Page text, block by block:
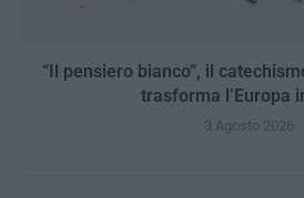
“Il pensiero bianco”, il
trasforma l’Europa
3 Agosto 2026